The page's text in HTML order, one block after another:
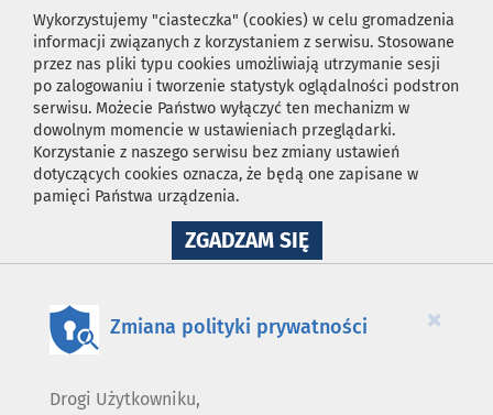
Wykorzystujemy "ciasteczka" (cookies) w celu gromadzenia
informacji związanych z korzystaniem z serwisu. Stosowane
przez nas pliki typu cookies umożliwiają utrzymanie sesji
po zalogowaniu i tworzenie statystyk oglądalności podstron
serwisu. Możecie Państwo wyłączyć ten mechanizm w
dowolnym momencie w ustawieniach przeglądarki.
Korzystanie z naszego serwisu bez zmiany ustawień
dotyczących cookies oznacza, że będą one zapisane w
pamięci Państwa urządzenia.
ZGADZAM SIĘNA
WYKORZYSTANIE
×
Zmiana polityki prywatności
Drogi Użytkowniku,